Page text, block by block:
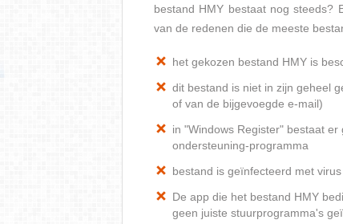
bestand HMY bestaat nog steeds?
van de redenen die de meeste
het gekozen bestand HMY is
dit bestand is niet in zijn geheel
of van de bijgevoegde e-mail)
in "Windows Register" bestaat
ondersteuning-programma
bestand is geïnfecteerd met
De app die het bestand HMY
geen juiste stuurprogramma's